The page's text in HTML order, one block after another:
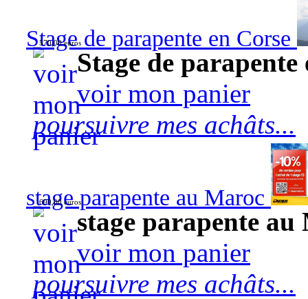
Stage de parapente en Corse
570,00 euros
Stage de
voir mon panier
poursuivre mes achâts...
stage parapente au Maroc
690,00 euros
stage parapente
voir mon panier
poursuivre mes achâts...